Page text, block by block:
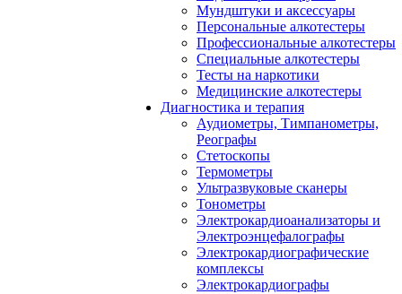
Мундштуки и аксессуары
Персональные алкотестеры
Профессиональные алкотестеры
Специальные алкотестеры
Тесты на наркотики
Медицинские алкотестеры
Диагностика и терапия
Аудиометры, Тимпанометры,
Реографы
Стетоскопы
Термометры
Ультразвуковые сканеры
Тонометры
Электрокардиоанализаторы и
Электроэнцефалографы
Электрокардиографические
комплексы
Электрокардиографы